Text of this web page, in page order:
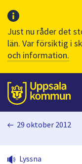
Just nu råder det
län. Var försiktig i
och information.
Till sidans
huvudinnehåll
29 oktober 2012
Lyssna